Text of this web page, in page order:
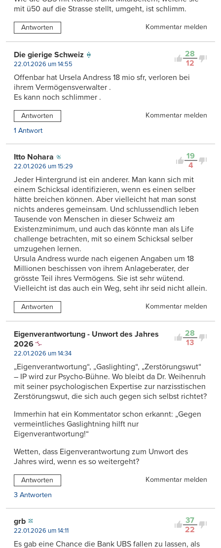
mit ü50 auf die Strasse stellt, umgeht, ist schlimm.
Antworten Kommentar melden
28
12
Die gierige Schweiz
22.01.2026 um 14:55
Offenbar hat Ursela Andress 18 mio sfr, verloren bei
ihrem Vermögensverwalter .
Es kann noch schlimmer .
Antworten
Kommentar melden
1 Antwort
19
4
Itto Nohara
22.01.2026 um 15:29
Jeder Hintergrund ist ein anderer. Man kann sich mit
einem Schicksal identifizieren, wenn es einen selber
hätte breichen können. Aber vielleicht hat man sonst
nichts anderes gemeinsam. Und schlussendlich leben
Tausende von Menschen in dieser Schweiz am
Existenzminimum, und auch das könnte man als Life
challenge betrachten, mit so einem Schicksal selber
umzugehen lernen.
Ursula Andress wurde nach eigenen Angaben um 18
Millionen beschissen von ihrem Anlageberater, der
grösste Teil ihres Vermögens. Sie ist sehr wütend.
Vielleicht ist das auch ein Weg, seht ihr seid nicht allein.
Antworten Kommentar melden
28
13
Eigenverantwortung - Unwort des Jahres
2026
22.01.2026 um 14:34
„Eigenverantwortung“, „Gaslighting“, „Zerstörungswut“
– IP wird zur Psycho-Bühne. Wo bleibt da Dr. Weihenruh
mit seiner psychologischen Expertise zur narzisstischen
Zerstörungswut, die sich auch gegen sich selbst richtet?
Immerhin hat ein Kommentator schon erkannt: „Gegen
vermeintliches Gaslightning hilft nur
Eigenverantwortung!“
Wetten, dass Eigenverantwortung zum Unwort des
Jahres wird, wenn es so weitergeht?
Antworten
Kommentar melden
3 Antworten
37
22
grb
22.01.2026 um 14:11
Es gab eine Chance die Bank UBS fallen zu lassen, als